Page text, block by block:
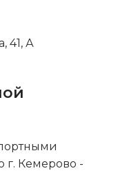
41, А
г. Кемерово -